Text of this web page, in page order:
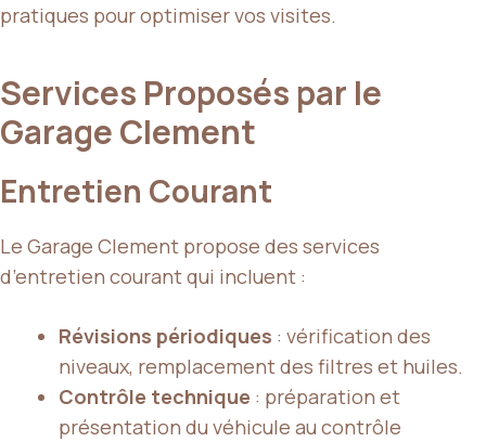
pratiques pour optimiser vos visites.
Services Proposés par le
Garage Clement
Entretien Courant
Le Garage Clement propose des services
d’entretien courant qui incluent :
Révisions périodiques : vérification des
niveaux, remplacement des filtres et huiles.
Contrôle technique : préparation et
présentation du véhicule au contrôle